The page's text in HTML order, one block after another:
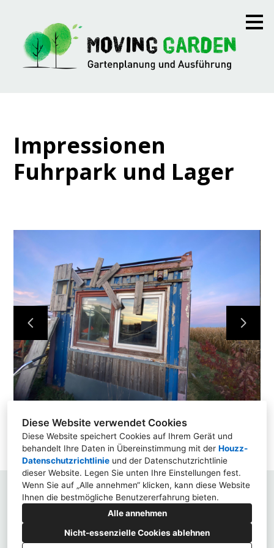
Diese Website verwendet Cookies
Diese Website speichert Cookies auf Ihrem Gerät und
behandelt Ihre Daten in Übereinstimmung mit der Houzz-
Datenschutzrichtlinie und der Datenschutzrichtlinie
dieser Website. Legen Sie unten Ihre Einstellungen fest.
Wenn Sie auf „Alle annehmen“ klicken, kann diese Website
Ihnen die bestmögliche Benutzererfahrung bieten.
Alle annehmen
Nicht-essenzielle Cookies ablehnen
Hauptinhalten
überspringen
HOME
ÜBER UNS
PROJEKTE
KONTAKT
Impressionen
Fuhrpark und Lager
Parasolstraße 12, 70599 Stuttgart
0711 4791779
info@moving-angel.com